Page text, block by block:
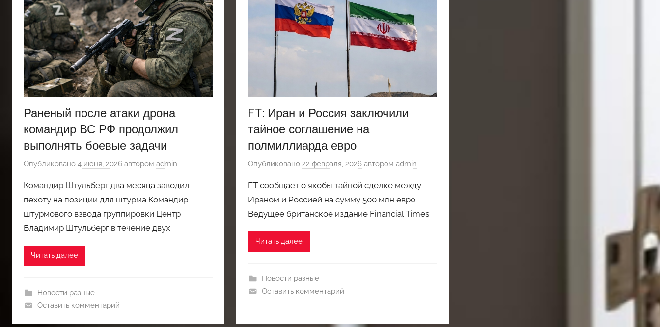
Раненый после атаки дрона
командир ВС РФ продолжил
выполнять боевые задачи
Опубликовано 4 июня, 2026 автором admin
Командир Штульберг два месяца заводил
пехоту на позиции для штурма Командир
штурмового взвода группировки Центр
Владимир Штульберг в течение двух
Читать далее
Новости разные
Оставить комментарий
FT: Иран и Россия заключили
тайное соглашение на
полмиллиарда евро
Опубликовано 22 февраля, 2026 авторомadmin
FT сообщает о якобы тайной сделке между
Ираном и Россией на сумму 500 млн евро
Ведущее британское издание Financial Times
Читать далее
Новости разные
Оставить комментарий